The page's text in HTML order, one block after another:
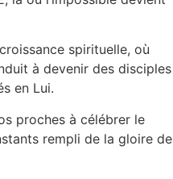
spirituelle, où
à devenir des disciples
en Lui.
proches à célébrer le
rempli de la gloire de